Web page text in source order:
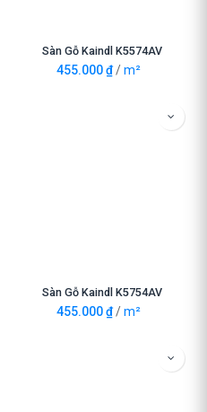
Sàn Gỗ Kaindl K5574AV
455.000₫ /m²
Sàn Gỗ Kaindl K5754AV
455.000₫ /m²